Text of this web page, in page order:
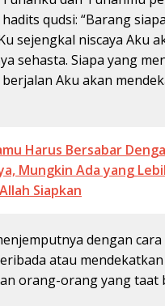
qudsi: “Barang
sejengkal niscaya Aku
sehasta. Siapa yang
Aku akan
Harus Bersabar
Mungkin Ada yang
Siapkan
dengan
atau
orang-orang yang taat